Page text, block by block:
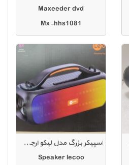
Maxeeder dvd
Mx-hhs1081
اسپیکر بزرگ مدل لیکو ارجی بی دار 50وات
Speaker lecoo